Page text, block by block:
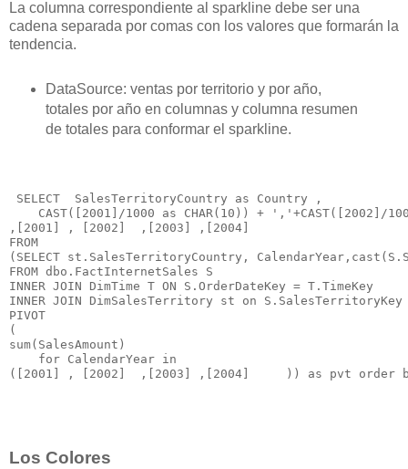
La columna correspondiente al sparkline debe ser una
cadena separada por comas con los valores que formarán la
tendencia.
DataSource: ventas por territorio y por año,
totales por año en columnas y columna resumen
de totales para conformar el sparkline.
SELECT  SalesTerritoryCountry as Country ,
CAST([2001]/1000 as CHAR(10)) + ','+CAST([2002]/
,[2001] , [2002]  ,[2003] ,[2004]
FROM
(SELECT st.SalesTerritoryCountry,
FROM dbo.FactInternetSales S
INNER JOIN DimTime T ON S.OrderDateKey = T.TimeKey
INNER JOIN DimSalesTerritory st on
PIVOT
(
sum(SalesAmount)
    for CalendarYear in
Los Colores